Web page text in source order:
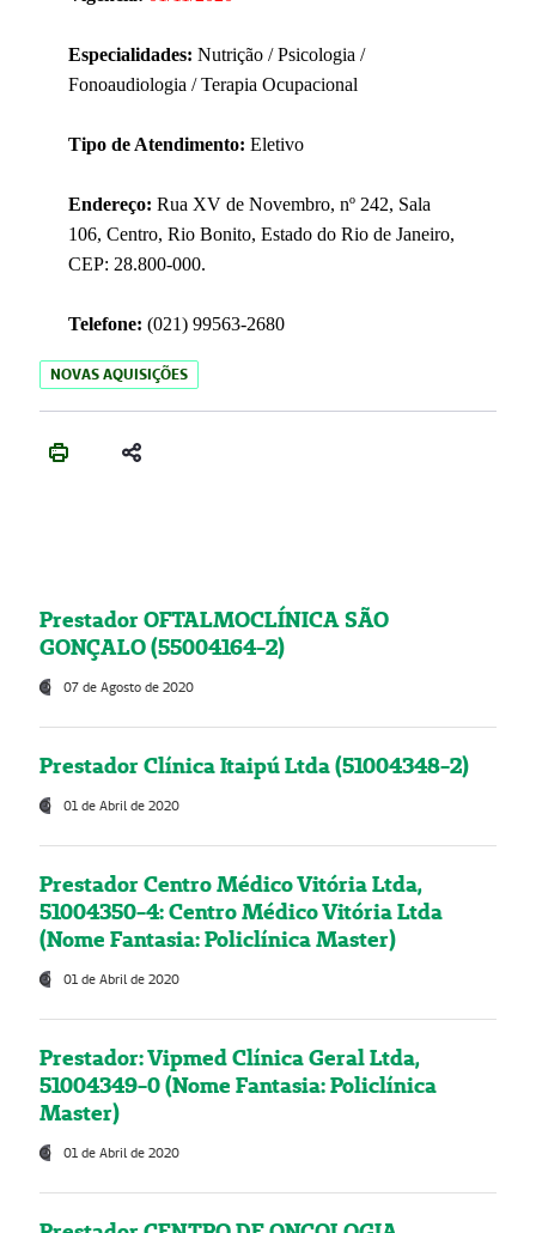
Especialidades: Nutrição / Psicologia /
Fonoaudiologia / Terapia Ocupacional
Tipo de Atendimento: Eletivo
Endereço: Rua XV de Novembro, nº 242, Sala
106, Centro, Rio Bonito, Estado do Rio de Janeiro,
CEP: 28.800-000.
Telefone: (021) 99563-2680
NOVAS AQUISIÇÕES
Prestador OFTALMOCLÍNICA SÃO
GONÇALO (55004164-2)
07 de Agosto de 2020
Prestador Clínica Itaipú Ltda (51004348-2)
01 de Abril de 2020
Prestador Centro Médico Vitória Ltda,
51004350-4: Centro Médico Vitória Ltda
(Nome Fantasia: Policlínica Master)
01 de Abril de 2020
Prestador: Vipmed Clínica Geral Ltda,
51004349-0 (Nome Fantasia: Policlínica
Master)
01 de Abril de 2020